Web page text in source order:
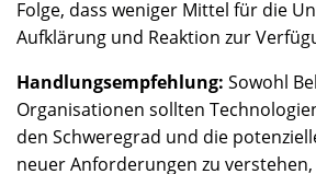
Folge, dass weniger Mittel für die
Aufklärung und Reaktion zur
Handlungsempfehlung: Sowohl
Organisationen sollten
den Schweregrad und die
neuer Anforderungen zu